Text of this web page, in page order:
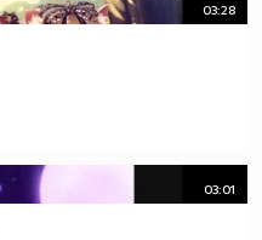
03:28
03:01